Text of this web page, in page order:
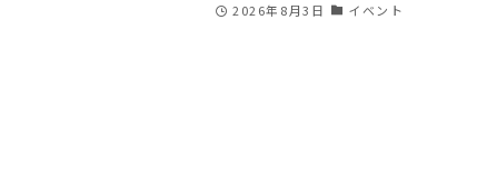
2026年8月3日 イベント